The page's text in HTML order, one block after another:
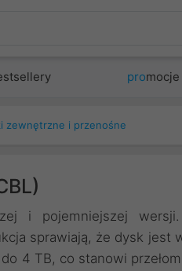
promocje
zewnętrzne i przenośne
i pojemniejszej
sprawiają, że dysk jest
4 TB, co stanowi